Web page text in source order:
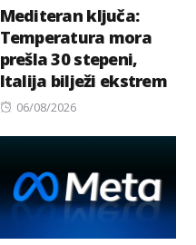
Mediteran ključa:
Temperatura mora
prešla 30 stepeni,
Italija bilježi ekstrem
Posted
06/08/2026